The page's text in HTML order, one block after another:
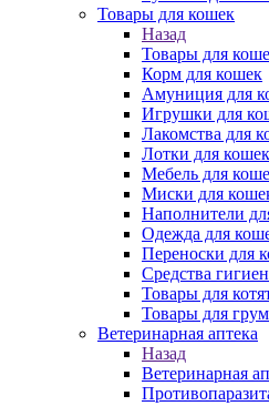
Товары для кошек
Назад
Товары для
Корм для кошек
Амуниция для
Игрушки для
Лакомства для
Лотки для кошек
Мебель для
Миски для
Наполнители
Одежда для
Переноски для
Средства
Товары для
Товары для
Ветеринарная аптека
Назад
Ветеринарная